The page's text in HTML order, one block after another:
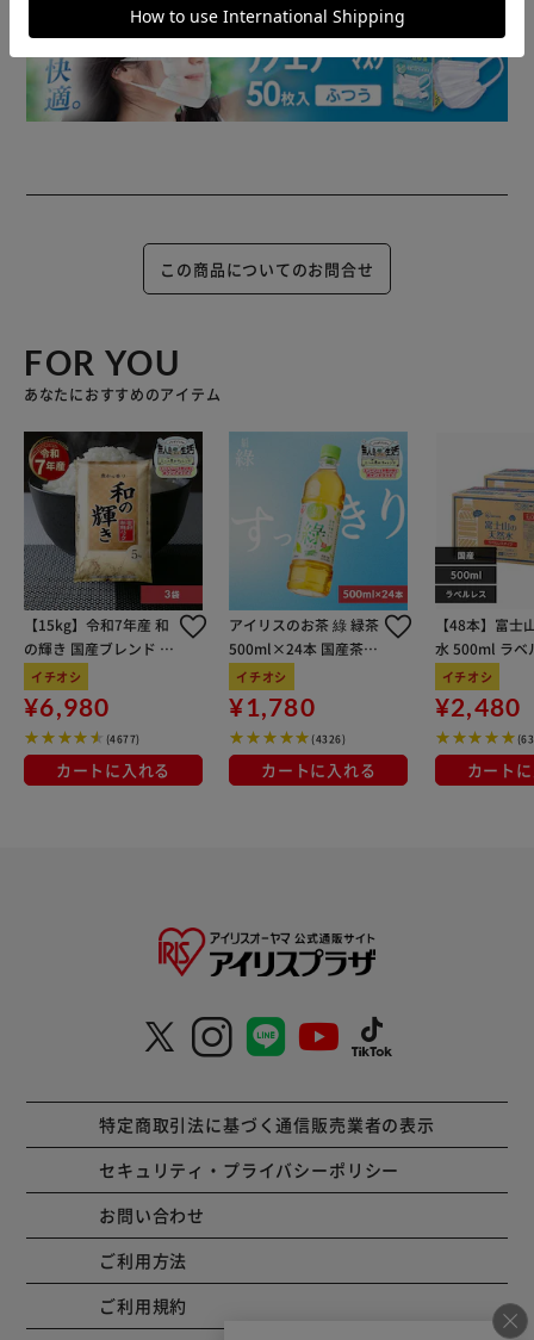
この商品についてのお問合せ
FOR YOU
あなたにおすすめのアイテム
【15kg】令和7年産 和
の輝き 国産ブレンド 5
kg×3袋
イチオシ
¥6,980
(4677)
カートに入れる
アイリスのお茶 綠 緑茶
500ml×24本 国産茶葉
100％使用
イチオシ
¥1,780
(4326)
カートに入れる
【48本】富士
水 500ml ラベ
イチオシ
¥2,480
カート
特定商取引法に基づく通信販売業者の表示
セキュリティ・プライバシーポリシー
お問い合わせ
ご利用方法
ご利用規約